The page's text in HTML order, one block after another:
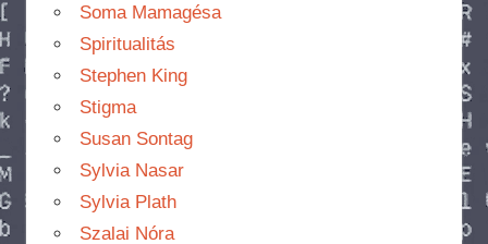
Soma Mamagésa
Spiritualitás
Stephen King
Stigma
Susan Sontag
Sylvia Nasar
Sylvia Plath
Szalai Nóra